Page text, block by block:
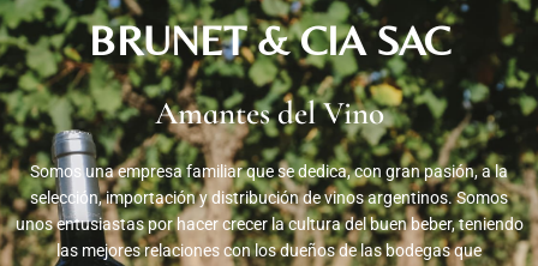
BRUNET & CIA SAC
Amantes del Vino
Somos una empresa familiar que se dedica, con gran pasión, a la
selección, importación y distribución de vinos argentinos. Somos
unos entusiastas por hacer crecer la cultura del buen beber, teniendo
las mejores relaciones con los dueños de las bodegas que